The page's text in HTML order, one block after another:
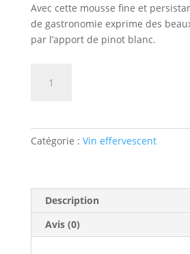
Avec cette mousse fine et
de gastronomie exprime des
par l’apport de pinot blanc.
"clarevallis"
Catégorie : Vin effervescent
Description
Avis (0)